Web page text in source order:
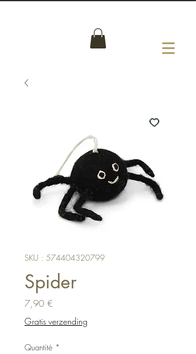
SKU : 574404320799
Spider
7,90 €Prix
Gratis verzending
Quantité *